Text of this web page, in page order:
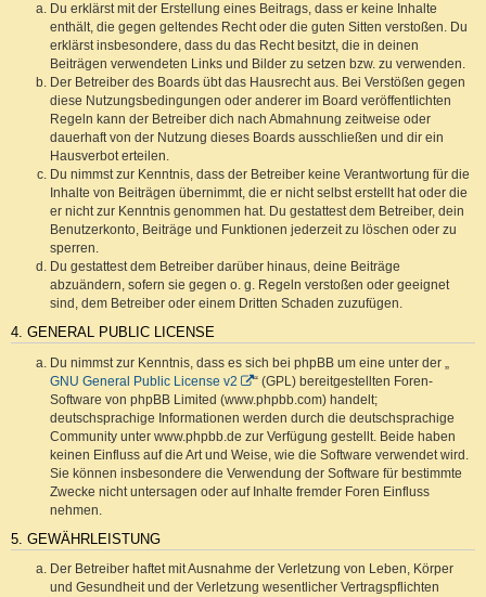
Du erklärst mit der Erstellung eines Beitrags, dass er keine Inhalte
enthält, die gegen geltendes Recht oder die guten Sitten verstoßen. Du
erklärst insbesondere, dass du das Recht besitzt, die in deinen
Beiträgen verwendeten Links und Bilder zu setzen bzw. zu verwenden.
Der Betreiber des Boards übt das Hausrecht aus. Bei Verstößen gegen
diese Nutzungsbedingungen oder anderer im Board veröffentlichten
Regeln kann der Betreiber dich nach Abmahnung zeitweise oder
dauerhaft von der Nutzung dieses Boards ausschließen und dir ein
Hausverbot erteilen.
Du nimmst zur Kenntnis, dass der Betreiber keine Verantwortung für die
Inhalte von Beiträgen übernimmt, die er nicht selbst erstellt hat oder die
er nicht zur Kenntnis genommen hat. Du gestattest dem Betreiber, dein
Benutzerkonto, Beiträge und Funktionen jederzeit zu löschen oder zu
sperren.
Du gestattest dem Betreiber darüber hinaus, deine Beiträge
abzuändern, sofern sie gegen o. g. Regeln verstoßen oder geeignet
sind, dem Betreiber oder einem Dritten Schaden zuzufügen.
4. GENERAL PUBLIC LICENSE
Du nimmst zur Kenntnis, dass es sich bei phpBB um eine unter der „
GNU General Public License v2
“ (GPL) bereitgestellten Foren-
Software von phpBB Limited (www.phpbb.com) handelt;
deutschsprachige Informationen werden durch die deutschsprachige
Community unter www.phpbb.de zur Verfügung gestellt. Beide haben
keinen Einfluss auf die Art und Weise, wie die Software verwendet wird.
Sie können insbesondere die Verwendung der Software für bestimmte
Zwecke nicht untersagen oder auf Inhalte fremder Foren Einfluss
nehmen.
5. GEWÄHRLEISTUNG
Der Betreiber haftet mit Ausnahme der Verletzung von Leben, Körper
und Gesundheit und der Verletzung wesentlicher Vertragspflichten